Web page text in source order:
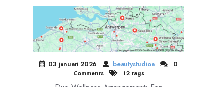
03 januari 2026 beautystudioa
0
Comments
12 tags